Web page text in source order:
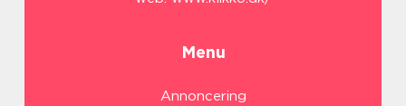
Menu
Annoncering